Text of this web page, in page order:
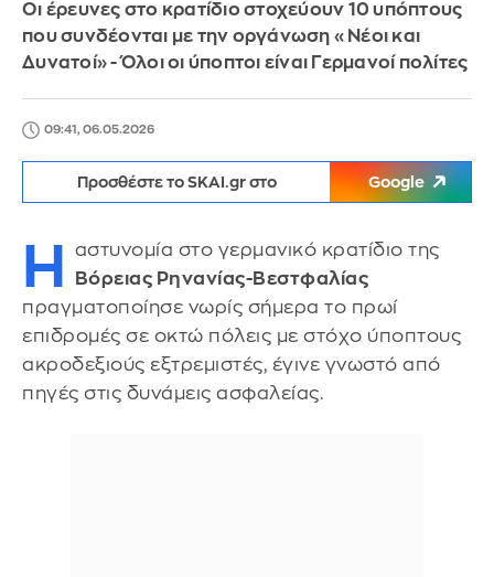
Οι έρευνες στο κρατίδιο στοχεύουν 10 υπόπτους
που συνδέονται με την οργάνωση «Νέοι και
Δυνατοί» - Όλοι οι ύποπτοι είναι Γερμανοί πολίτες
09:41, 06.05.2026
Προσθέστε το SKAI.gr στο Google
Η
αστυνομία στο γερμανικό κρατίδιο της
Βόρειας Ρηνανίας-Βεστφαλίας
πραγματοποίησε νωρίς σήμερα το πρωί
επιδρομές σε οκτώ πόλεις με στόχο ύποπτους
ακροδεξιούς εξτρεμιστές, έγινε γνωστό από
πηγές στις δυνάμεις ασφαλείας.